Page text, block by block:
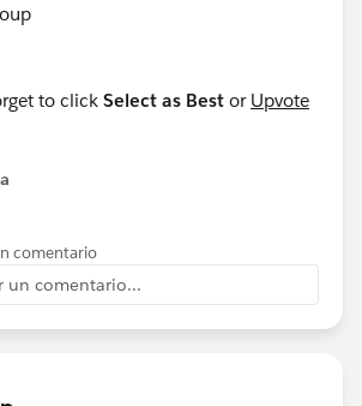
to click Select as Best or Upvote
comentario
un comentario...